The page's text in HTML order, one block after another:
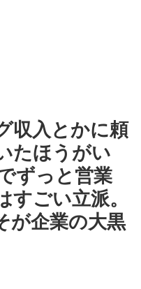
収入とかに頼
たほうがい
ずっと営業
ごい立派。
が企業の大黒